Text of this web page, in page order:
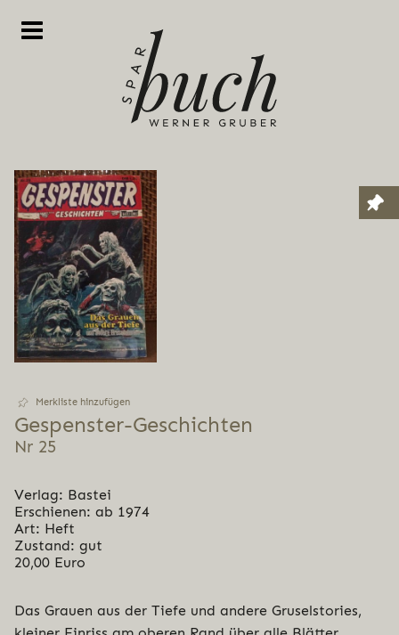
Merkliste hinzufügen
Gespens­ter-Geschich­ten
Nr 25
Verlag: Bastei
Erschienen: ab 1974
Art: Heft
Zustand: gut
20,00 Euro
Das Grauen aus der Tiefe und andere Gruselstories,